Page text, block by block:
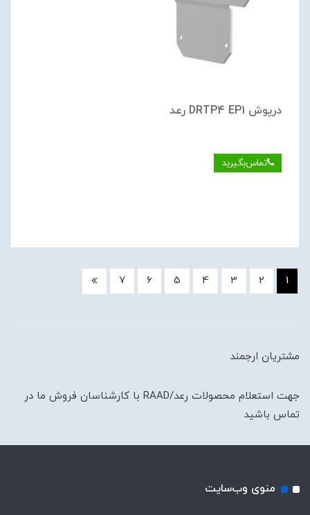
درپوش DRTP4 EP1 رعد
تماس‌بگیرید
2
3
4
5
6
7
مشتریان ارجمند
جهت استعلام محصولات رعد/RAAD با کارشناسان فروش ما در
تماس باشید
منوی وب‌سایت